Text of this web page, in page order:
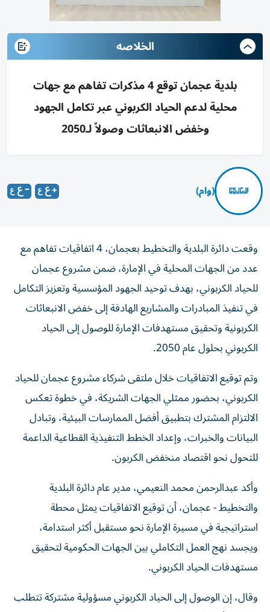
الخلاصه
بلدية عجمان توقع 4 مذكرات تفاهم مع جهات
محلية لدعم الحياد الكربوني عبر تكامل الجهود
وخفض الانبعاثات وصولاً لـ2050
(وام)
وقعت دائرة البلدية والتخطيط بعجمان، 4 اتفاقيات تفاهم مع
عدد من الجهات المحلية في الإمارة، ضمن مشروع عجمان
للحياد الكربوني، بهدف توحيد الجهود المؤسسية وتعزيز التكامل
في تنفيذ المبادرات والمشاريع الهادفة إلى خفض الانبعاثات
الكربونية وتحقيق مستهدفات الإمارة للوصول إلى الحياد
الكربوني بحلول عام 2050.
وتم توقيع الاتفاقيات خلال ملتقى شركاء مشروع عجمان للحياد
الكربوني، بحضور ممثلي الجهات الشريكة، في خطوة تعكس
الالتزام المشترك بتطبيق أفضل الممارسات البيئية، وتبادل
البيانات والخبرات، وإعداد الخطط التنفيذية القطاعية الداعمة
للتحول نحو اقتصاد منخفض الكربون.
وأكد عبدالرحمن محمد النعيمي، مدير عام دائرة البلدية
والتخطيط - عجمان، أن توقيع الاتفاقيات يمثل محطة
استراتيجية في مسيرة الإمارة نحو مستقبل أكثر استدامة،
ويجسد نهج العمل التكاملي بين الجهات الحكومية لتحقيق
مستهدفات الحياد الكربوني.
وقال، إن الوصول إلى الحياد الكربوني مسؤولية مشتركة تتطلب